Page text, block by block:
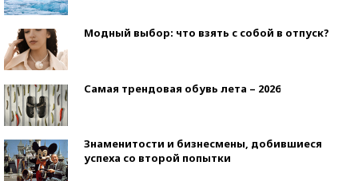
Модный выбор: что взять с собой в отпуск?
Самая трендовая обувь лета – 2026
Знаменитости и бизнесмены, добившиеся
успеха со второй попытки